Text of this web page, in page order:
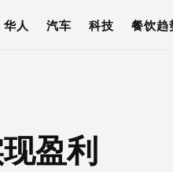
华人 汽车 科技 餐饮趋
盈利